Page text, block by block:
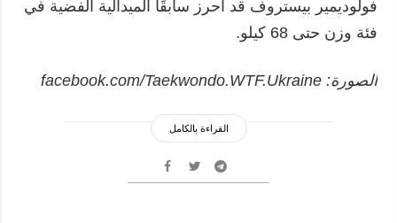
فولوديمير بيستروف قد أحرز سابقًا الميدالية الفضية في
فئة وزن حتى 68 كيلو.
الصورة: facebook.com/Taekwondo.WTF.Ukraine
القراءة بالكامل